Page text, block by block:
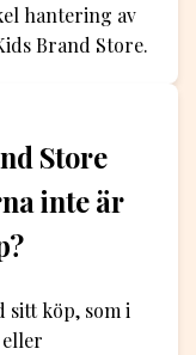
hantering av
Brand Store.
Store
inte är
sitt köp, som i